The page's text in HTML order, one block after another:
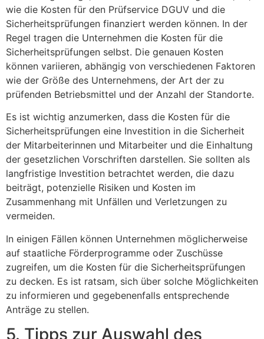
wie die Kosten für den Prüfservice DGUV und die
Sicherheitsprüfungen finanziert werden können. In der
Regel tragen die Unternehmen die Kosten für die
Sicherheitsprüfungen selbst. Die genauen Kosten
können variieren, abhängig von verschiedenen Faktoren
wie der Größe des Unternehmens, der Art der zu
prüfenden Betriebsmittel und der Anzahl der Standorte.
Es ist wichtig anzumerken, dass die Kosten für die
Sicherheitsprüfungen eine Investition in die Sicherheit
der Mitarbeiterinnen und Mitarbeiter und die Einhaltung
der gesetzlichen Vorschriften darstellen. Sie sollten als
langfristige Investition betrachtet werden, die dazu
beiträgt, potenzielle Risiken und Kosten im
Zusammenhang mit Unfällen und Verletzungen zu
vermeiden.
In einigen Fällen können Unternehmen möglicherweise
auf staatliche Förderprogramme oder Zuschüsse
zugreifen, um die Kosten für die Sicherheitsprüfungen
zu decken. Es ist ratsam, sich über solche Möglichkeiten
zu informieren und gegebenenfalls entsprechende
Anträge zu stellen.
5. Tipps zur Auswahl des